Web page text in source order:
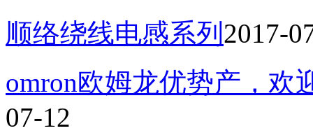
顺络绕线电感系列 2017-
omron欧姆龙优势产，欢
07-12